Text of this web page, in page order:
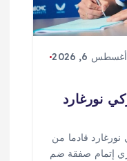
أغسطس 6, 2026
نورغارد
نورغارد قادما من
إتمام صفقة ضم